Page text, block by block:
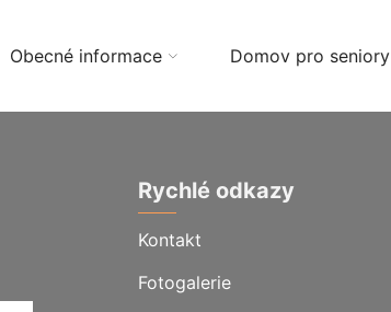
Obecné informace Domov pro seniory
Rychlé odkazy
Kontakt
Fotogalerie